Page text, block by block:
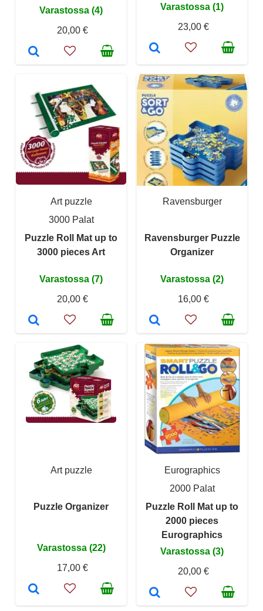
Varastossa (4)
20,00 €
Varastossa (1)
23,00 €
Art puzzle
3000 Palat
Puzzle Roll Mat up to
3000 pieces Art
Varastossa (7)
20,00 €
Ravensburger
Ravensburger Puzzle
Organizer
Varastossa (2)
16,00 €
Art puzzle
Puzzle Organizer
Varastossa (22)
17,00 €
Eurographics
2000 Palat
Puzzle Roll Mat up to
2000 pieces
Eurographics
Varastossa (3)
20,00 €